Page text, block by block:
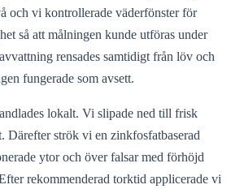
och vi kontrollerade väderfönster för
så att målningen kunde utföras under
rensades samtidigt från löv och
fungerade som avsett.
lokalt. Vi slipade ned till frisk
Därefter strök vi en zinkfosfatbaserad
ytor och över falsar med förhöjd
rekommenderad torktid applicerade vi